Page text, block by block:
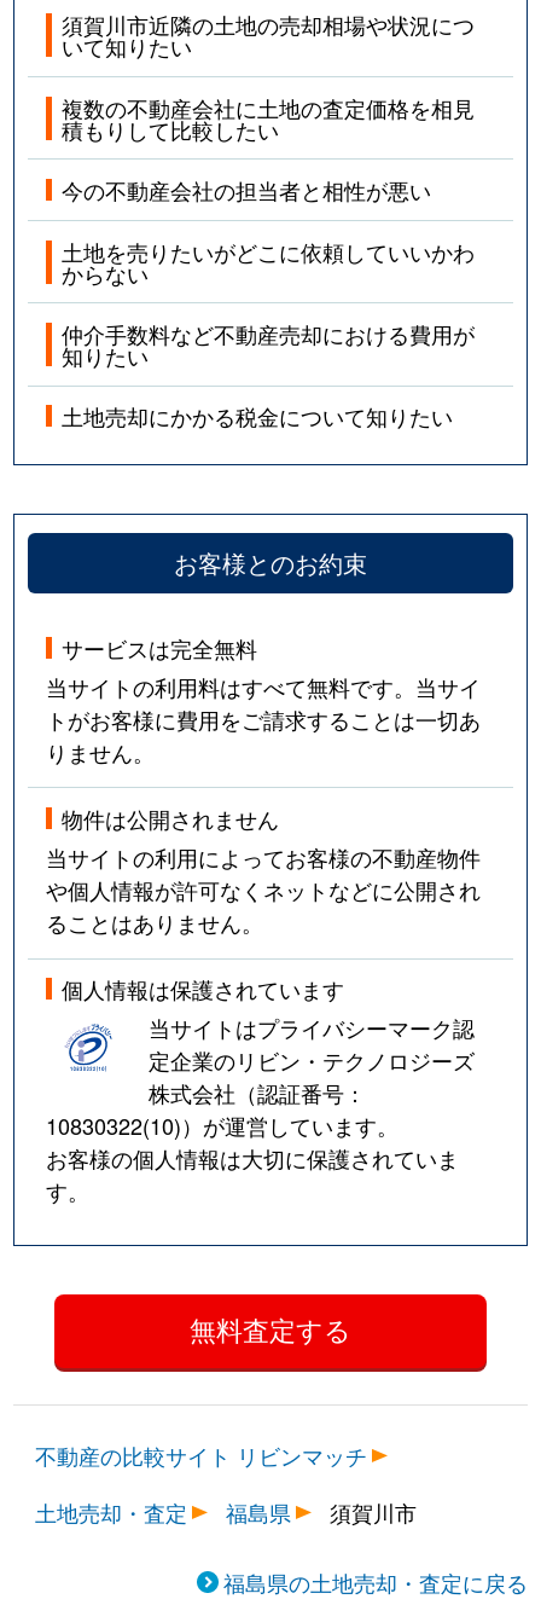
須賀川市近隣の土地の売却相場や状況につ
いて知りたい
複数の不動産会社に土地の査定価格を相見
積もりして比較したい
今の不動産会社の担当者と相性が悪い
土地を売りたいがどこに依頼していいかわ
からない
仲介手数料など不動産売却における費用が
知りたい
土地売却にかかる税金について知りたい
お客様とのお約束
サービスは完全無料
当サイトの利用料はすべて無料です。当サイ
トがお客様に費用をご請求することは一切あ
りません。
物件は公開されません
当サイトの利用によってお客様の不動産物件
や個人情報が許可なくネットなどに公開され
ることはありません。
個人情報は保護されています
当サイトはプライバシーマーク認
定企業のリビン・テクノロジーズ
株式会社（認証番号：
10830322(10)）が運営しています。
お客様の個人情報は大切に保護されていま
す。
不動産の比較サイト リビンマッチ
土地売却・査定
福島県 須賀川市
福島県の土地売却・査定に戻る